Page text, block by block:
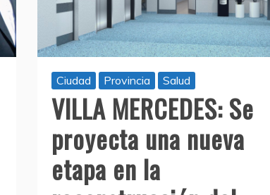
Ciudad Provincia Salud
VILLA MERCEDES: Se
proyecta una nueva
etapa en la